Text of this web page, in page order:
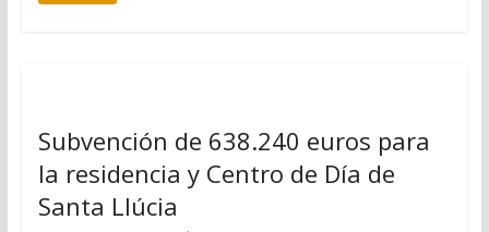
Subvención de 638.240 euros para
la residencia y Centro de Día de
Santa Llúcia